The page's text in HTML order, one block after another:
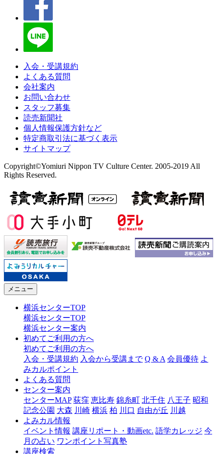
入会・受講規約
よくある質問
会社案内
お問い合わせ
スタッフ募集
読売新聞社
個人情報保護方針など
特定商取引法に基づく表示
サイトマップ
Copyright©Yomiuri Nippon TV Culture Center. 2005-2019 All
Rights Reserved.
メニュー
横浜センターTOP
横浜センターTOP
横浜センター案内
初めてご利用の方へ
初めてご利用の方へ
入会・受講規約 入会から受講まで Q & A 会員優待 よ
みカルポイント
よくある質問
センター案内
センターMAP 荻窪 恵比寿 錦糸町 北千住 八王子 昭和
記念公園 大森 川崎 横浜 柏 川口 自由が丘 川越
よみカル情報
イベント情報 講座リポート・動画etc. 語学カレッジ 今
月の占い ワンポイント写真塾
講座検索